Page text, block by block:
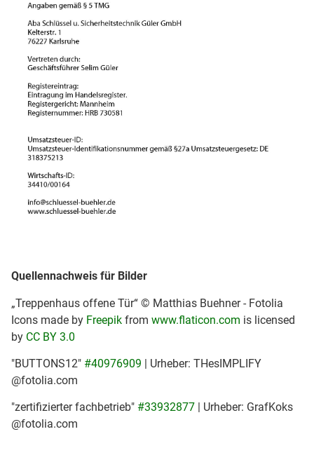
Quellennachweis für Bilder
„Treppenhaus offene Tür“ © Matthias Buehner - Fotolia
Icons made by Freepik from www.flaticon.com is licensed
by CC BY 3.0
"BUTTONS12" #40976909 | Urheber: THesIMPLIFY
@fotolia.com
"zertifizierter fachbetrieb" #33932877 | Urheber: GrafKoks
@fotolia.com